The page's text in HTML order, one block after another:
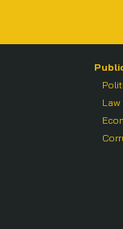
Law